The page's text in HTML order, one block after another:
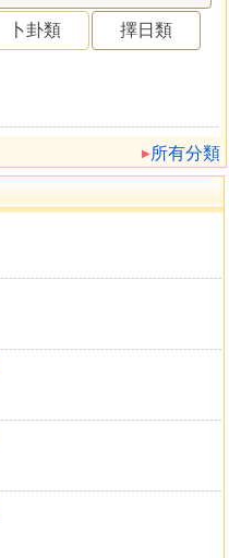
卜卦類 擇日類
所有分類